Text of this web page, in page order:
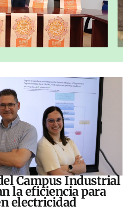
Campus Industrial
la eficiencia para
electricidad